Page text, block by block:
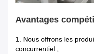
Avantages
1. Nous offrons les
concurrentiel ;